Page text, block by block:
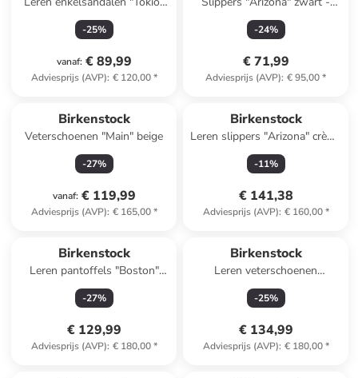
donkerblauw - wijdte N
-25%
vanaf: € 89,99
Adviesprijs (AVP): € 120,00*
wijdte N
-24%
€ 71,99
Adviesprijs (AVP): € 95,00*
Birkenstock
Veterschoenen "Main" beige
-27%
vanaf: € 119,99
Adviesprijs (AVP): € 165,00*
Birkenstock
Leren slippers "Arizona" crème
- wijdte S
-11%
€ 141,38
Adviesprijs (AVP): € 160,00*
Birkenstock
Leren pantoffels "Boston"
lichtbruin - wijdte S
-27%
€ 129,99
Adviesprijs (AVP): € 180,00*
Birkenstock
Leren veterschoenen
"Highwood" zwart - wijdte S
-25%
€ 134,99
Adviesprijs (AVP): € 180,00*